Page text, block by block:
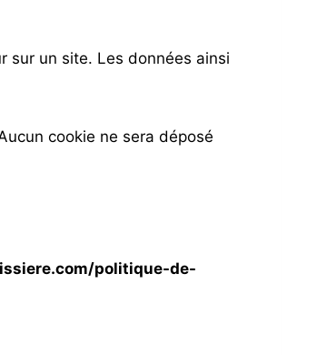
sur un site. Les données ainsi
cookie ne sera déposé
politique-de-